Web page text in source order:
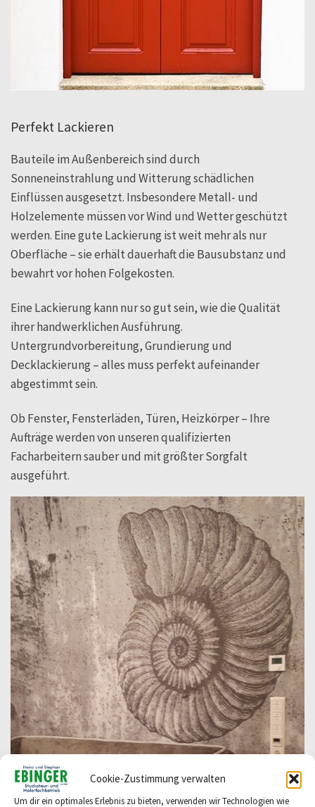
Cookie-Zustimmung verwalten
Um dir ein optimales Erlebnis zu bieten, verwenden wir Technologien wie
Perfekt Lackieren
Bauteile im Außenbereich sind durch
Sonneneinstrahlung und Witterung schädlichen
Einflüssen ausgesetzt. Insbesondere Metall- und
Holzelemente müssen vor Wind und Wetter geschützt
werden. Eine gute Lackierung ist weit mehr als nur
Oberfläche – sie erhält dauerhaft die Bausubstanz und
bewahrt vor hohen Folgekosten.
Eine Lackierung kann nur so gut sein, wie die Qualität
ihrer handwerklichen Ausführung.
Untergrundvorbereitung, Grundierung und
Decklackierung – alles muss perfekt aufeinander
abgestimmt sein.
Ob Fenster, Fensterläden, Türen, Heizkörper – Ihre
Aufträge werden von unseren qualifizierten
Facharbeitern sauber und mit größter Sorgfalt
ausgeführt.